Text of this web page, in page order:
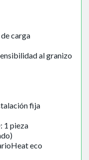
carga
al granizo
fija
1 pieza
eco